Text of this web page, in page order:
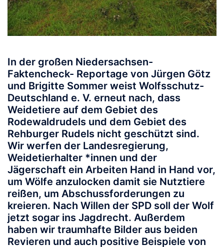
In der großen Niedersachsen-
Faktencheck- Reportage von Jürgen Götz
und Brigitte Sommer weist Wolfsschutz-
Deutschland e. V. erneut nach, dass
Weidetiere auf dem Gebiet des
Rodewaldrudels und dem Gebiet des
Rehburger Rudels nicht geschützt sind.
Wir werfen der Landesregierung,
Weidetierhalter *innen und der
Jägerschaft ein Arbeiten Hand in Hand vor,
um Wölfe anzulocken damit sie Nutztiere
reißen, um Abschussforderungen zu
kreieren. Nach Willen der SPD soll der Wolf
jetzt sogar ins Jagdrecht. Außerdem
haben wir traumhafte Bilder aus beiden
Revieren und auch positive Beispiele von